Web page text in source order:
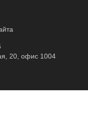
20, офис 1004